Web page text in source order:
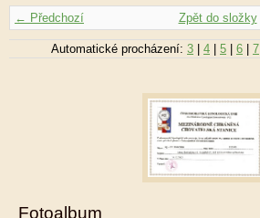
← Předchozí Zpět do složky
Automatické procházení: 3 4 5 6 7
Fotoalbum